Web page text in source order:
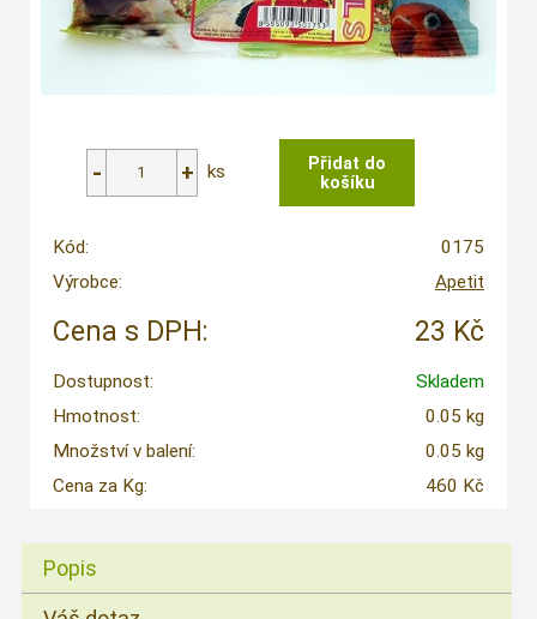
ks
Kód:
0175
Výrobce:
Apetit
Cena s DPH: 23 Kč
Dostupnost:
Skladem
Hmotnost:
0.05 kg
Množství v balení:
0.05 kg
Cena za Kg:
460 Kč
Popis